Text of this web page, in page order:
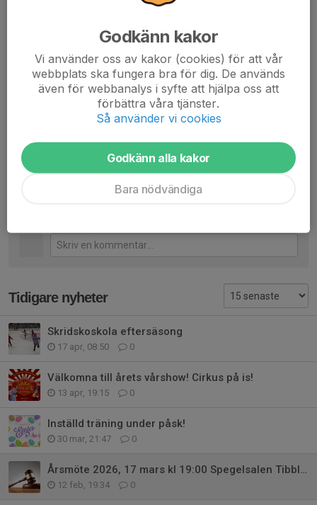
småningom inte finnas till. Det är av yttersta vikt att vi som
föreningen gör. Med de orden vill vi att så många som
möjligt kommer på vårt årsmöte.
Vid frågor, kontakta gärnastyrelse@ifktabykonstakning.se
IFK Täby Konståkningsklubb
Dela nyhet
Tidigare nyheter
Skridskoskola eftersäsong
17 apr, 08:50 0
Välkomna till årets vårshow! Cirkus på is!
13 apr, 19:15 0
Inställd träning under påsk!
30 mar, 21:47 0
Årsmöte 2026, 17 mars kl 19:00 Spegelsalen Tibble ishall
12 feb, 19:34 0
Godkänn kakor
Vi använder oss av kakor (cookies) för att vår
webbplats ska fungera bra för dig. De används
även för webbanalys i syfte att hjälpa oss att
förbättra våra tjänster.
Så använder vi cookies
Godkänn alla kakor
Bara nödvändiga